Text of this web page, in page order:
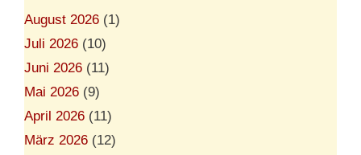
i
n
d
r
August 2026 (1)
Juli 2026 (10)
Juni 2026 (11)
Mai 2026 (9)
April 2026 (11)
März 2026 (12)